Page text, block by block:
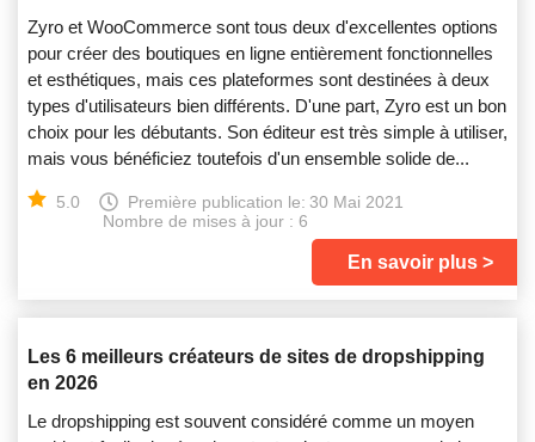
Zyro et WooCommerce sont tous deux d'excellentes options
pour créer des boutiques en ligne entièrement fonctionnelles
et esthétiques, mais ces plateformes sont destinées à deux
types d'utilisateurs bien différents. D'une part, Zyro est un bon
choix pour les débutants. Son éditeur est très simple à utiliser,
mais vous bénéficiez toutefois d'un ensemble solide de...
5.0 Première publication le: 30 Mai 2021
Nombre de mises à jour : 6
En savoir plus
Les 6 meilleurs créateurs de sites de dropshipping
en 2026
Le dropshipping est souvent considéré comme un moyen